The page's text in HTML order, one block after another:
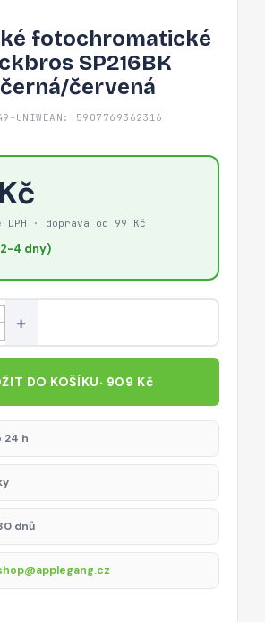
fotochromatické
SP216BK
červená
UNIWEAN: 5907769362316
DPH · doprava od 99 Kč
4 dny)
+
DO KOŠÍKU· 909 Kč
24 h
dnů